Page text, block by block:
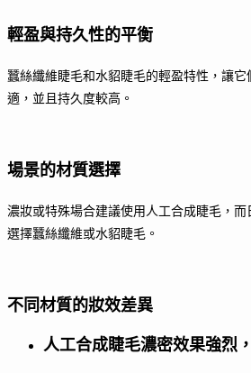
輕盈與持久性的平衡
蠶絲纖維睫毛和水貂睫毛的輕盈特性，讓
適，並且持久度較高。
場景的材質選擇
濃妝或特殊場合建議使用人工合成睫毛，
選擇蠶絲纖維或水貂睫毛。
不同材質的妝效差異
人工合成睫毛濃密效果強烈